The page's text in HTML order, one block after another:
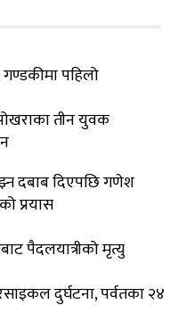
पहिलो
तीन युवक
दबाब दिएपछि गणेश
प्रयास
पैदलयात्रीको मृत्यु
दुर्घटना, पर्वतका २४